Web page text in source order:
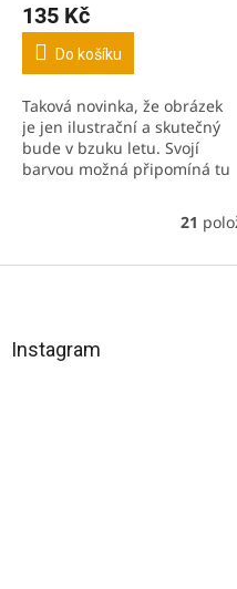
135 Kč
Do košíku
Taková novinka, že obrázek
je jen ilustrační a skutečný
bude v bzuku letu. Svojí
barvou možná připomíná tu
21
Instagram